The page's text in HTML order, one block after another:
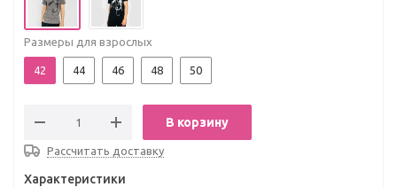
Размеры для взрослых
42 44 46 48 50
В корзину
Рассчитать доставку
Характеристики